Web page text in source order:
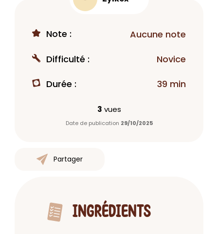
Note : Aucune note
Difficulté : Novice
Durée : 39 min
3 vues
Date de publication 29/10/2025
Partager
INGRÉDIENTS